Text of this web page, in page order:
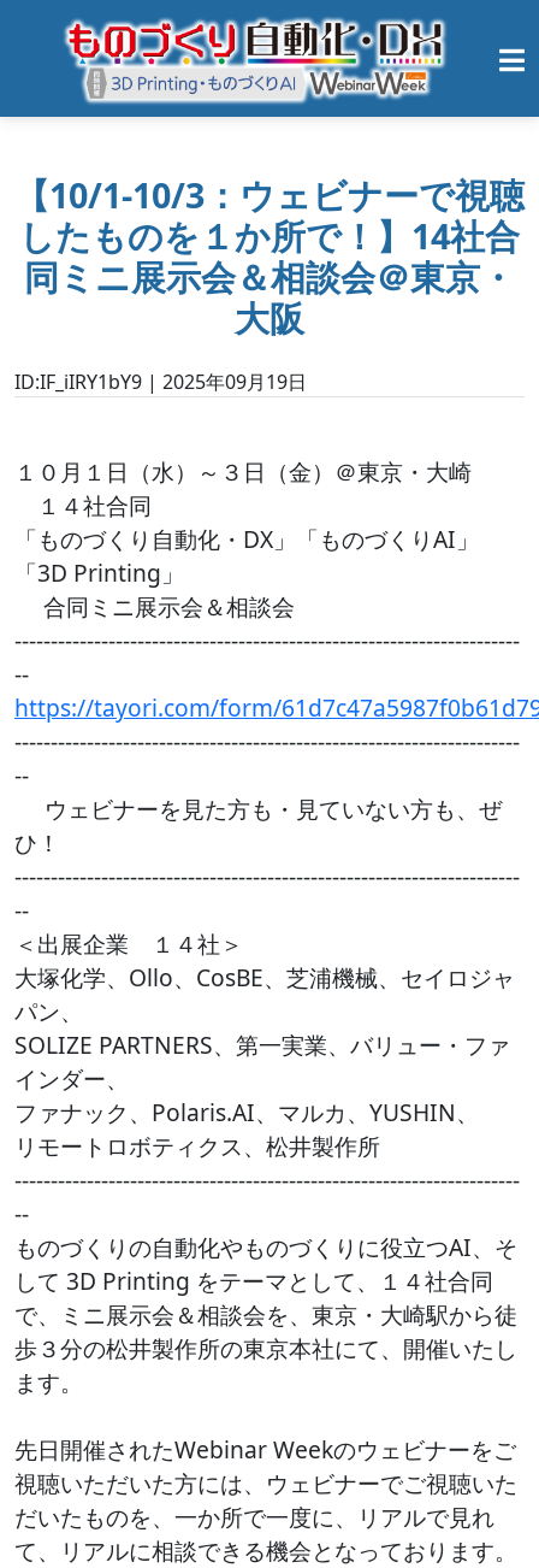
【10/1-10/3：ウェビナーで視聴
したものを１か所で！】14社合
同ミニ展示会＆相談会＠東京・
大阪
ID:IF_iIRY1bY9 | 2025年09月19日
１０月１日（水）～３日（金）＠東京・大崎
１４社合同
「ものづくり自動化・DX」「ものづくりAI」
「3D Printing」
合同ミニ展示会＆相談会
----------------------------------------------------------------------
--
https://tayori.com/form/
----------------------------------------------------------------------
--
ウェビナーを見た方も・見ていない方も、ぜ
ひ！
----------------------------------------------------------------------
--
＜出展企業 １４社＞
大塚化学、Ollo、CosBE、芝浦機械、セイロジャ
パン、
SOLIZE PARTNERS、第一実業、バリュー・ファ
インダー、
ファナック、Polaris.AI、マルカ、YUSHIN、
リモートロボティクス、松井製作所
----------------------------------------------------------------------
--
ものづくりの自動化やものづくりに役立つAI、そ
して 3D Printing をテーマとして、１４社合同
で、ミニ展示会＆相談会を、東京・大崎駅から徒
歩３分の松井製作所の東京本社にて、開催いたし
ます。
先日開催されたWebinar Weekのウェビナーをご
視聴いただいた方には、ウェビナーでご視聴いた
だいたものを、一か所で一度に、リアルで見れ
て、リアルに相談できる機会となっております。